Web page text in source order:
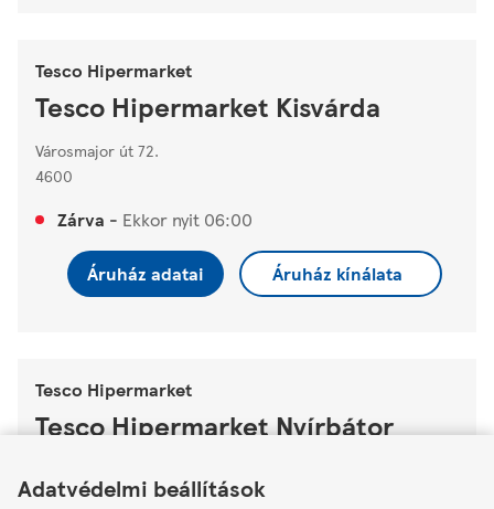
Adatvédelmi beállítások
Tesco Hipermarket
Tesco Hipermarket Kisvárda
Városmajor út 72.
4600
Zárva - Ekkor nyit 06:00
Áruház adatai Áruház kínálata
Tesco Hipermarket
Tesco Hipermarket Nyírbátor
4300